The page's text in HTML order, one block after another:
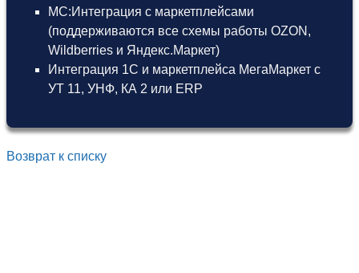
МС:Интеграция с маркетплейсами
(поддерживаются все схемы работы OZON,
Wildberries и Яндекс.Маркет)
Интеграция 1С и маркетплейса МегаМаркет с
УТ 11, УНФ, КА 2 или ERP
Возврат к списку